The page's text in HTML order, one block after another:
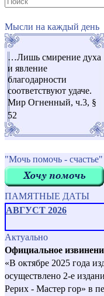
Мысли на каждый день
…Лишь смирение духа
и явление
благодарности
соответствуют удаче.
Мир Огненный, ч.3, §
52
"Мочь помочь - счастье"
ПАМЯТНЫЕ ДАТЫ
АВГУСТ 2026
Актуально
Официальное
«В октябре 2025 года
осуществлено 2-е
Рерих - Мастер гор» в